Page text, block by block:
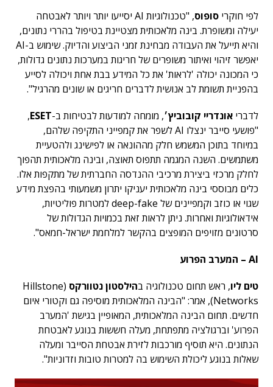
לפי חוקרי סופוס
, "טכנולוגיות AI יסייעו יותר ויותר לאבטחה
יעילה ומשופרת. בינה מלאכותית מצטיינת בטיפול בהררי נתונים,
והיא תייעל את העבודה מבחינת זמני הביצוע והדיוק. שימוש ב-AI
יאפשר זיהוי ואיתור משופרים של חריגות במערכות נתונים גדולות,
כי המכונה יכולה 'לראות' את כל המידע בבת אחת ויכולה לסייע
בהפניית תשומת לב אנושית לדברים חריגים או שונים מהרגיל".
לדברי אונדריי קובוביץ׳, מומחה למודעות לבטיחות ב-ESET
,
"פושעי סייבר ינצלו AI לשפר את קמפייני התקיפה שלהם,
במיוחד בתוכן המשמש חלק מההונאה או לפישינג ולהטעיית
משתמשים. השנה המגמה תתפוס תאוצה, ובינה מלאכותית תהפוך
לחלק מרכזי ביצירת מרכיבי ההנדסה החברתית של מתקפות אלו.
כלים מבוססי בינה מלאכותית יעניקו יתרון משמעותי בהפצת מידע
שגוי או כוזב וקמפיינים של deep-fake למטרות פוליטיות,
אידאולוגיות ואחרות. ניתן לראות זאת בכמויות הגדולות של
סרטונים מזויפים המופצים בהקשר למלחמת ישראל-חמאס".
AI – המערב הפרוע
טים ליו, ראש תחום טכנולוגיה בהילסטון נטוורקס (Hillstone
Networks), אמר: "הבינה המלאכותית מוסיפה גם וקטורי איום
חדשים. תחום הבינה המלאכותית, המאופיין בגישת 'המערב
הפרוע' וברגולציה מתפתחת, מעלה חששות בנוגע לאבטחת
הנתונים. היא תוסיף מורכבות לזירת אבטחת הסייבר ומעלה
שאלות בנוגע ליכולת השימוש בה למטרות טובות וזדוניות".